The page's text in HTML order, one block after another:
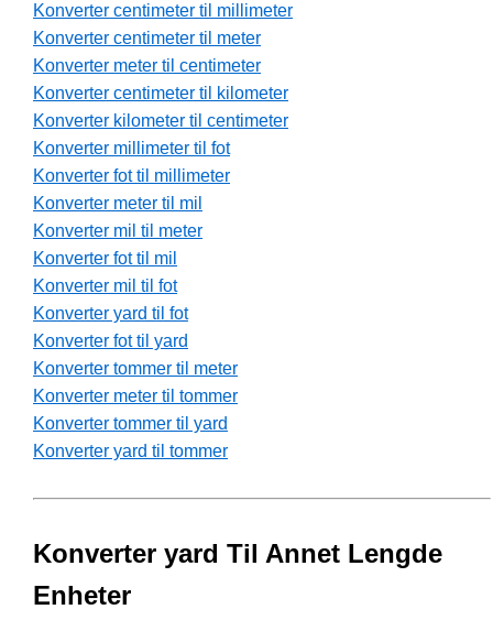
Konverter centimeter til millimeter
Konverter centimeter til meter
Konverter meter til centimeter
Konverter centimeter til kilometer
Konverter kilometer til centimeter
Konverter millimeter til fot
Konverter fot til millimeter
Konverter meter til mil
Konverter mil til meter
Konverter fot til mil
Konverter mil til fot
Konverter yard til fot
Konverter fot til yard
Konverter tommer til meter
Konverter meter til tommer
Konverter tommer til yard
Konverter yard til tommer
Konverter yard Til Annet Lengde
Enheter